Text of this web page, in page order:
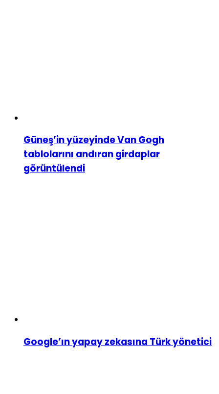
Güneş’in yüzeyinde Van Gogh
tablolarını andıran girdaplar
görüntülendi
Google’ın yapay zekasına Türk yönetici